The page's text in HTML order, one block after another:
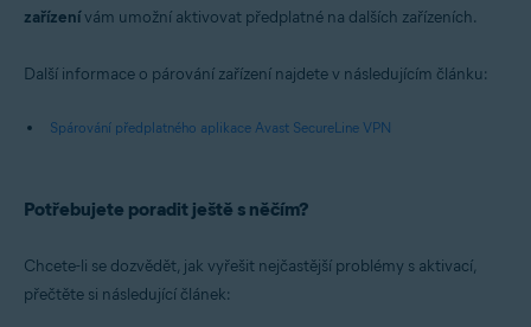
zařízenívám umožní aktivovat předplatné na dalších zařízeních.
Další informace o párování zařízení najdete v následujícím článku:
Spárování předplatného aplikace Avast SecureLine VPN
Potřebujete poradit ještě s něčím?
Chcete-li se dozvědět, jak vyřešit nejčastější problémy s aktivací,
přečtěte si následující článek: